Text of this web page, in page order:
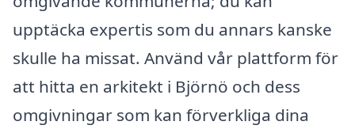
upptäcka expertis som du annars kanske
skulle ha missat. Använd vår plattform för
att hitta en arkitekt i Björnö och dess
omgivningar som kan förverkliga dina